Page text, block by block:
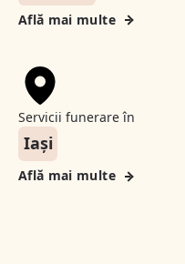
Află mai multe
Servicii funerare în
Iași
Află mai multe